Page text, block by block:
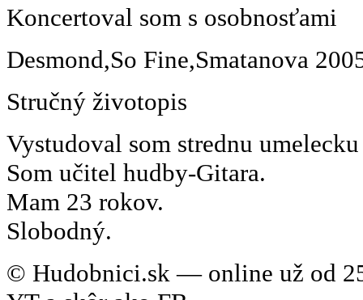
Koncertoval som s osobnosťami
Desmond,So Fine,Smatanova
Stručný životopis
Vystudoval som strednu
Som učitel hudby-Gitara.
Mam 23 rokov.
Slobodný.
© Hudobnici.sk — online už od